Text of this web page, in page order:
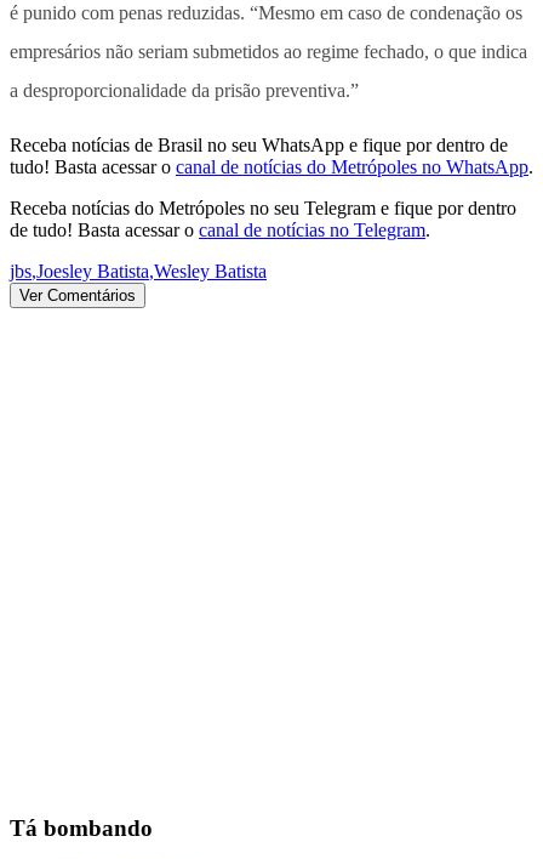
é punido com penas reduzidas. “Mesmo em caso de condenação os
empresários não seriam submetidos ao regime fechado, o que indica
a desproporcionalidade da prisão preventiva.”
Receba notícias de Brasil no seu WhatsApp e fique por dentro de
tudo! Basta acessar o canal de notícias do Metrópoles no WhatsApp.
Receba notícias do Metrópoles no seu Telegram e fique por dentro
de tudo! Basta acessar o canal de notícias no Telegram.
jbs,Joesley Batista,Wesley Batista
Ver Comentários
Tá bombando